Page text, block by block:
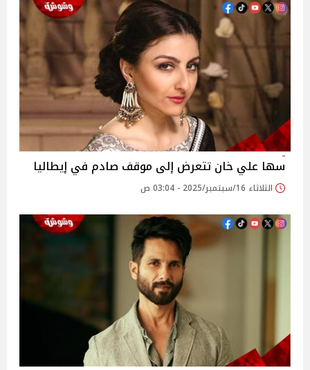
سها علي خان تتعرض إلى موقف صادم في إيطاليا
الثلاثاء 16/سبتمبر/2025 - 03:04 ص